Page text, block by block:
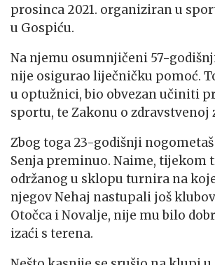
prosinca 2021. organiziran u
u Gospiću.
Na njemu osumnjičeni 57-
nije osigurao liječničku pomoć.
u optužnici, bio obvezan učiniti
sportu, te Zakonu o zdravstvenoj
Zbog toga 23-godišnji
Senja preminuo. Naime, tijekom
održanog u sklopu turnira na
njegov Nehaj nastupali još
Otočca i Novalje, nije mu bilo
izaći s terena.